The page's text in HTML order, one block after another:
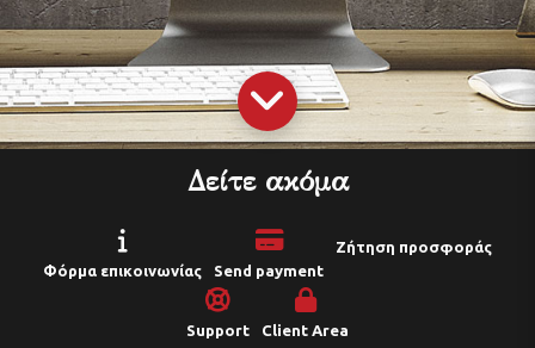
Δείτε ακόμα
Φόρμα επικοινωνίας Send payment
Ζήτηση προσφοράς
Support Client Area